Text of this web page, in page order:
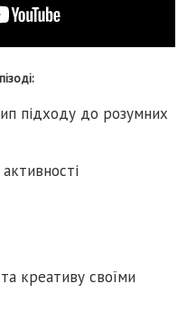
підходу до розумних
креативу своїми